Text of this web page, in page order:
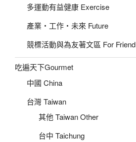
多運動有益健康 Exercise
產業‧工作‧未來 Future
競標活動與為友著文區 For Friend
吃遍天下Gourmet
中國 China
台灣 Taiwan
其他 Taiwan Other
台中 Taichung